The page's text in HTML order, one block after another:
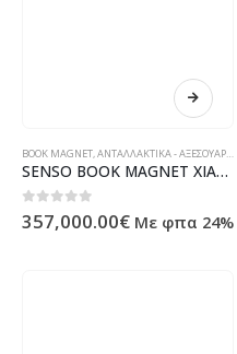
BOOK MAGNET,ΑΝΤΑΛΛΑΚΤΙΚΆ - ΑΞΕΣΟΥΆΡ ΥΠΟΛΟΓΙΣΤΏΝ - ΗΛΕΚΤΡΟΝΙΚΆ
SENSO BOOK MAGNET XIAOMI MI A3 blue
0out of 5
357,000.00€ Με φπα 24%